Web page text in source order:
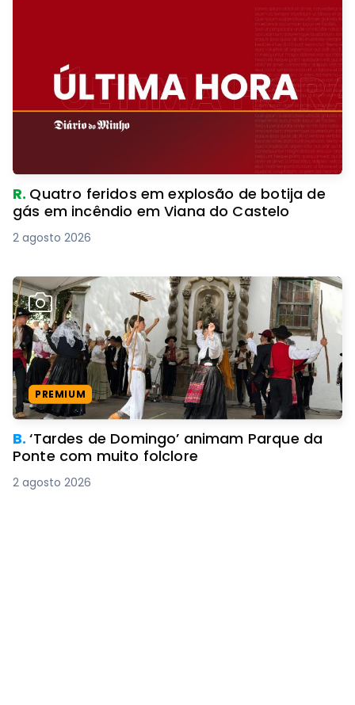
R. Quatro feridos em explosão de botija de
gás em incêndio em Viana do Castelo
2 agosto 2026
PREMIUM
B.‘Tardes de Domingo’ animam Parque da
Ponte com muito folclore
2 agosto 2026